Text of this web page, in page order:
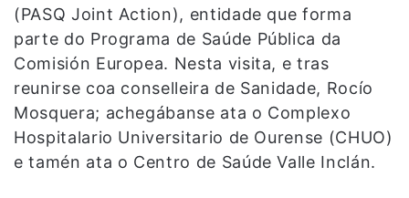
(PASQ Joint Action), entidade que forma
parte do Programa de Saúde Pública da
Comisión Europea. Nesta visita, e tras
reunirse coa conselleira de Sanidade, Rocío
Mosquera; achegábanse ata o Complexo
Hospitalario Universitario de Ourense (CHUO)
e tamén ata o Centro de Saúde Valle Inclán.